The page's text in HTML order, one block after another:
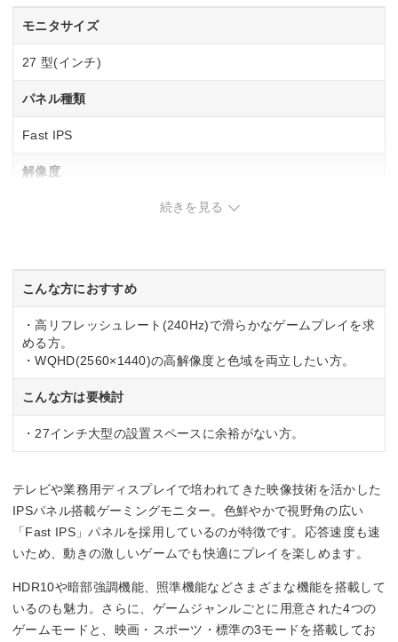
モニタサイズ
27 型(インチ)
パネル種類
Fast IPS
解像度
240Hz
応答速度
1ms(GtoG)
入力端子
HDMIx2
DisplayPortx1
続きを見る
こんな方におすすめ
・高リフレッシュレート(240Hz)で滑らかなゲームプレイを求
める方。
・WQHD(2560×1440)の高解像度と色域を両立したい方。
こんな方は要検討
・27インチ大型の設置スペースに余裕がない方。
テレビや業務用ディスプレイで培われてきた映像技術を活かした
IPSパネル搭載ゲーミングモニター。色鮮やかで視野角の広い
「Fast IPS」パネルを採用しているのが特徴です。応答速度も速
いため、動きの激しいゲームでも快適にプレイを楽しめます。
HDR10や暗部強調機能、照準機能などさまざまな機能を搭載して
いるのも魅力。さらに、ゲームジャンルごとに用意された4つの
ゲームモードと、映画・スポーツ・標準の3モードを搭載してお